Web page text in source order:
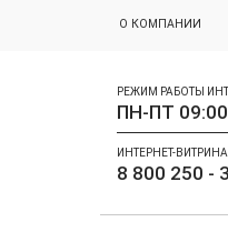
О КОМПАНИИ
РЕЖИМ РАБОТЫ
ПН-ПТ
ИНТЕРНЕТ-ВИТРИНА
8 800 250 -